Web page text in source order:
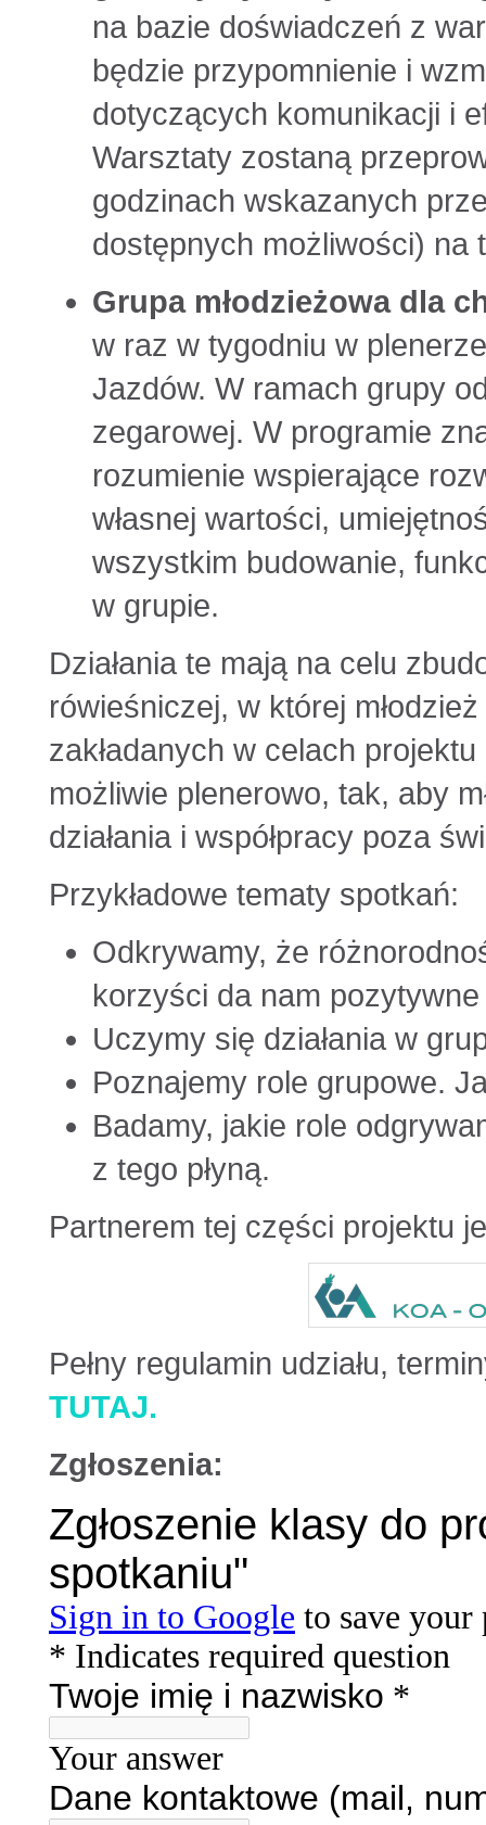
na bazie doświadczeń z
będzie przypomnienie i
dotyczących komunikacji i
Warsztaty zostaną
godzinach wskazanych
dostępnych możliwości) na
Grupa młodzieżowa dla
w raz w tygodniu w
Jazdów. W ramach grupy
zegarowej. W programie
rozumienie wspierające
własnej wartości,
wszystkim budowanie,
w grupie.
Działania te mają na celu
rówieśniczej, w której
zakładanych w celach
możliwie plenerowo, tak, aby
działania i współpracy poza
Przykładowe tematy spotkań:
Odkrywamy, że
korzyści da nam pozytywne
Uczymy się działania w
Poznajemy role grupowe.
Badamy, jakie role
z tego płyną.
Partnerem tej części projektu
Pełny regulamin udziału,
TUTAJ.
Zgłoszenia: